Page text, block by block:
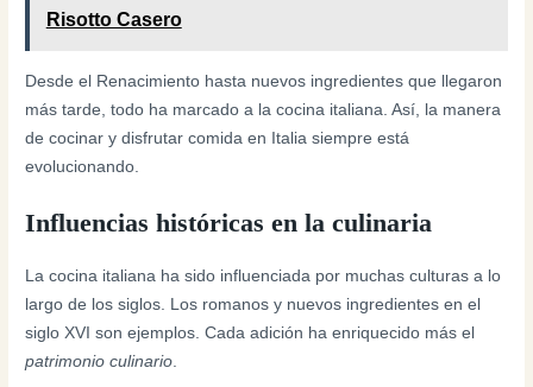
Risotto Casero
Desde el Renacimiento hasta nuevos ingredientes que llegaron
más tarde, todo ha marcado a la cocina italiana. Así, la manera
de cocinar y disfrutar comida en Italia siempre está
evolucionando.
Influencias históricas en la culinaria
La cocina italiana ha sido influenciada por muchas culturas a lo
largo de los siglos. Los romanos y nuevos ingredientes en el
siglo XVI son ejemplos. Cada adición ha enriquecido más el
patrimonio culinario